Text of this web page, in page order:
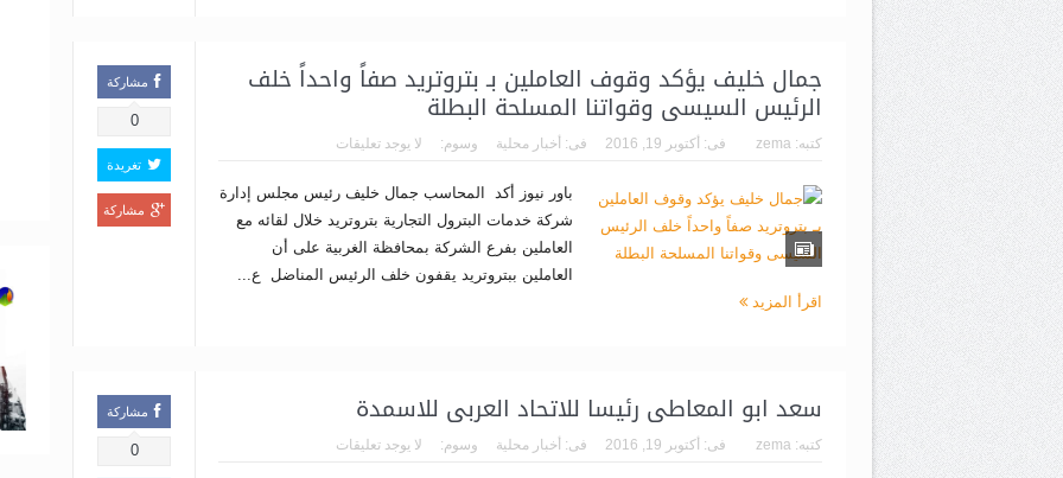
جمال خليف يؤكد وقوف العاملين بـ بتروتريد صفاً واحداً خلف
الرئيس السيسى وقواتنا المسلحة البطلة
كتبه: zema فى: أكتوبر 19, 2016 فى: أخبار محلية وسوم: لا يوجد تعليقات
باور نيوز أكد المحاسب جمال خليف رئيس مجلس إدارة
شركة خدمات البترول التجارية بتروتريد خلال لقائه مع
العاملين بفرع الشركة بمحافظة الغربية على أن
العاملين ببتروتريد يقفون خلف الرئيس المناضل ع...
اقرأ المزيد
مشاركة
0
تغريدة
مشاركة
سعد ابو المعاطى رئيسا للاتحاد العربى للاسمدة
كتبه: zema فى: أكتوبر 19, 2016 فى: أخبار محلية وسوم: لا يوجد تعليقات
مشاركة
0